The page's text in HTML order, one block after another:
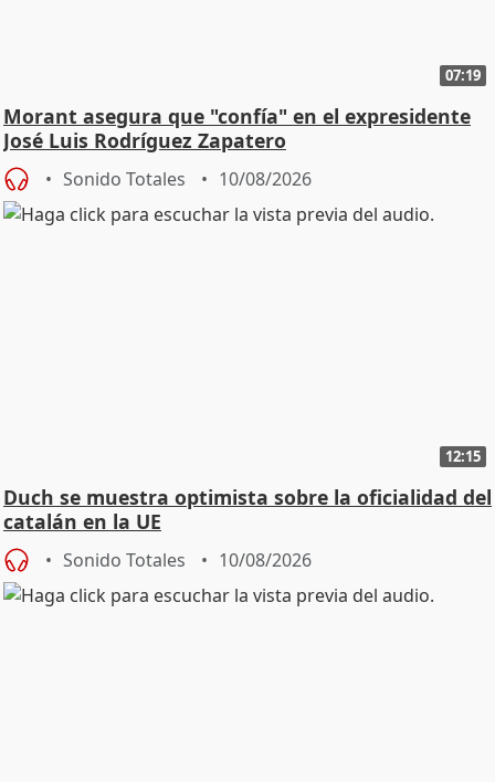
07:19
Morant asegura que "confía" en el expresidente
José Luis Rodríguez Zapatero
Sonido Totales 10/08/2026
12:15
Duch se muestra optimista sobre la oficialidad del
catalán en la UE
Sonido Totales 10/08/2026